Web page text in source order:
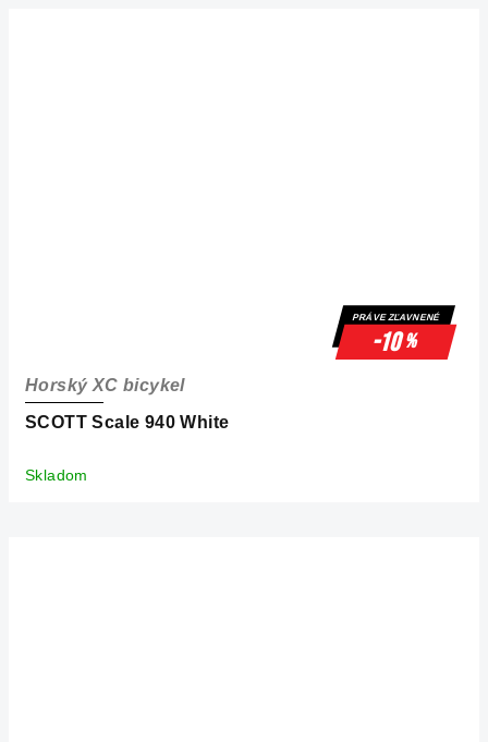
PRÁVE ZĽAVNENÉ
-10%
SCOTT Scale 940 White
Horský XC bicykel
Skladom